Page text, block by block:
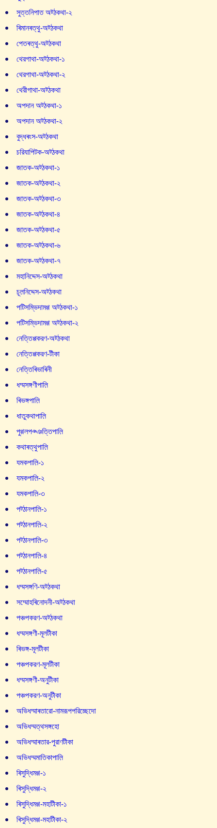
সুত্তনিপাত অট্ঠকথা-২
ৰিমানৰত্থু-অট্ঠকথা
পেতৰত্থু-অট্ঠকথা
থেরগাথা-অট্ঠকথা-১
থেরগাথা-অট্ঠকথা-২
থেরীগাথা-অট্ঠকথা
অপদান অট্ঠকথা-১
অপদান অট্ঠকথা-২
বুদ্ধৰংস-অট্ঠকথা
চরিযাপিটক-অট্ঠকথা
জাতক-অট্ঠকথা-১
জাতক-অট্ঠকথা-২
জাতক-অট্ঠকথা-৩
জাতক-অট্ঠকথা-৪
জাতক-অট্ঠকথা-৫
জাতক-অট্ঠকথা-৬
জাতক-অট্ঠকথা-৭
মহানিদ্দেস-অট্ঠকথা
চূল়নিদ্দেস-অট্ঠকথা
পটিসম্ভিদামগ্গ অট্ঠকথা-১
পটিসম্ভিদামগ্গ অট্ঠকথা-২
নেত্তিপ্পকরণ-অট্ঠকথা
নেত্তিপ্পকরণ-টীকা
নেত্তিৰিভাৰিনী
ধম্মসঙ্গণীপাল়ি
ৰিভঙ্গপাল়ি
ধাতুকথাপাল়ি
পুগ্গলপঞ্ঞত্তিপাল়ি
কথাৰত্থুপাল়ি
যমকপাল়ি-১
যমকপাল়ি-২
যমকপাল়ি-৩
পট্ঠানপাল়ি-১
পট্ঠানপাল়ি-২
পট্ঠানপাল়ি-৩
পট্ঠানপাল়ি-৪
পট্ঠানপাল়ি-৫
ধম্মসঙ্গণি-অট্ঠকথা
সম্মোহৰিনোদনী-অট্ঠকথা
পঞ্চপকরণ-অট্ঠকথা
ধম্মসঙ্গণী-মূলটীকা
ৰিভঙ্গ-মূলটীকা
পঞ্চপকরণ-মূলটীকা
ধম্মসঙ্গণী-অনুটীকা
পঞ্চপকরণ-অনুটীকা
অভিধম্মাৰতারো-নামরূপপরিচ্ছেদো
অভিধম্মত্থসঙ্গহো
অভিধম্মাৰতার-পুরাণটীকা
অভিধম্মমাতিকাপাল়ি
ৰিসুদ্ধিমগ্গ-১
ৰিসুদ্ধিমগ্গ-২
ৰিসুদ্ধিমগ্গ-মহাটীকা-১
ৰিসুদ্ধিমগ্গ-মহাটীকা-২